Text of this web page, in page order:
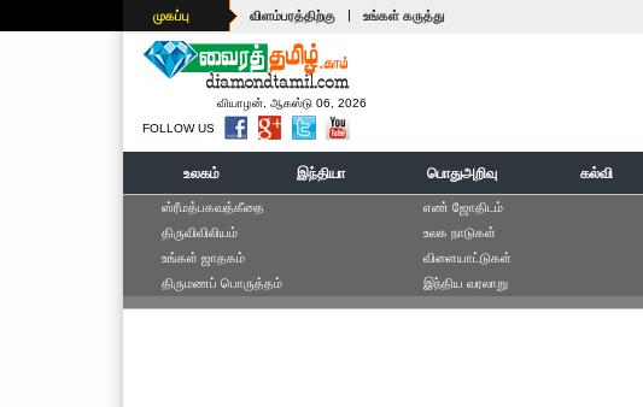
முகப்பு விளம்பரத்திற்கு | உங்கள் கருத்து
வியாழன், ஆகஸ்டு 06, 2026
FOLLOW US
உலகம் இந்தியா பொதுஅறிவு கல்வி
ஸ்ரீமத்பகவத்கீதை
திருவிவிலியம்
உங்கள் ஜாதகம்
திருமணப் பொருத்தம்
எ‌ண் ஜோ‌திட‌ம்
உலக நாடுகள்
விளையாட்டுகள்
இந்திய வரலாறு